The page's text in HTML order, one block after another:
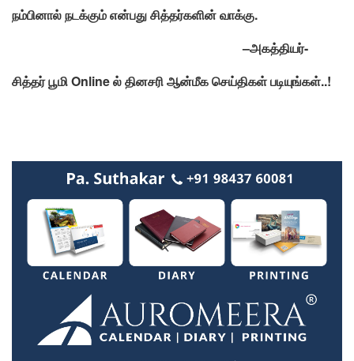
நம்பினால்நடக்கும்என்பதுசித்தர்களின்வாக்கு.
–அகத்தியர்-
சித்தர்பூமி Onlineல்தினசரிஆன்மீகசெய்திகள்படியுங்கள்..!